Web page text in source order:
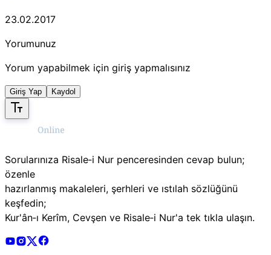
23.02.2017
Yorumunuz
Yorum yapabilmek için giriş yapmalısınız
Giriş Yap Kaydol
Sorularınıza Risale‑i Nur penceresinden cevap bulun;
özenle
hazırlanmış makaleleri, şerhleri ve ıstılah sözlüğünü
keşfedin;
Kur'ân‑ı Kerîm, Cevşen ve Risale‑i Nur'a tek tıkla ulaşın.
Risale Online Youtube Hesabı
Risale Online Instagram Hesabı
Risale Online X Hesabı